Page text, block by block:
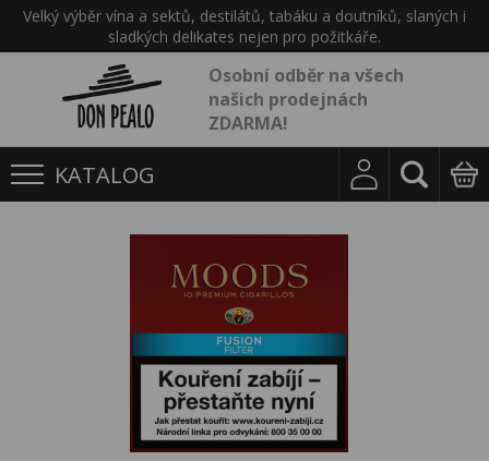
Velký výběr vína a sektů, destilátů, tabáku a doutníků, slaných i
sladkých delikates nejen pro požitkáře.
Osobní odběr na všech
našich prodejnách
ZDARMA!
KATALOG